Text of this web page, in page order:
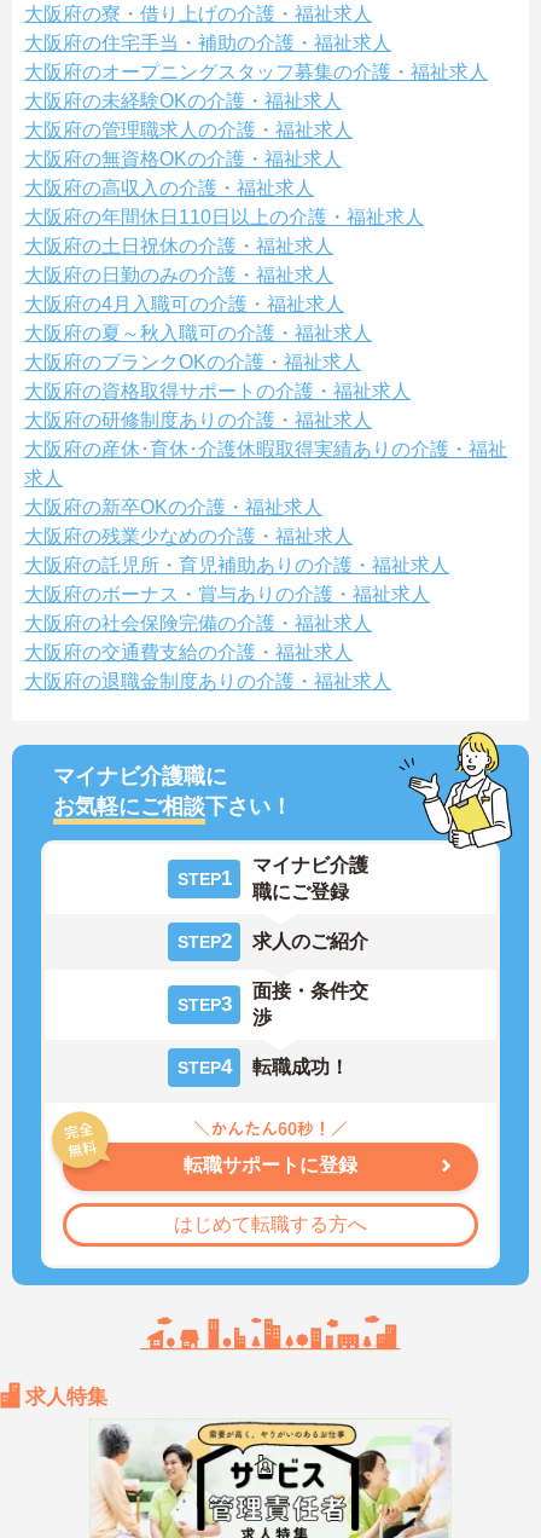
大阪府の寮・借り上げの介護・福祉求人
大阪府の住宅手当・補助の介護・福祉求人
大阪府のオープニングスタッフ募集の介護・福祉求人
大阪府の未経験OKの介護・福祉求人
大阪府の管理職求人の介護・福祉求人
大阪府の無資格OKの介護・福祉求人
大阪府の高収入の介護・福祉求人
大阪府の年間休日110日以上の介護・福祉求人
大阪府の土日祝休の介護・福祉求人
大阪府の日勤のみの介護・福祉求人
大阪府の4月入職可の介護・福祉求人
大阪府の夏～秋入職可の介護・福祉求人
大阪府のブランクOKの介護・福祉求人
大阪府の資格取得サポートの介護・福祉求人
大阪府の研修制度ありの介護・福祉求人
大阪府の産休･育休･介護休暇取得実績ありの介護・福祉
求人
大阪府の新卒OKの介護・福祉求人
大阪府の残業少なめの介護・福祉求人
大阪府の託児所・育児補助ありの介護・福祉求人
大阪府のボーナス・賞与ありの介護・福祉求人
大阪府の社会保険完備の介護・福祉求人
大阪府の交通費支給の介護・福祉求人
大阪府の退職金制度ありの介護・福祉求人
マイナビ介護職に
お気軽にご相談下さい！
STEP1
マイナビ介護
職にご登録
STEP2 求人のご紹介
STEP3
面接・条件交
渉
STEP4 転職成功！
転職サポートに登録
はじめて転職する方へ
求人特集